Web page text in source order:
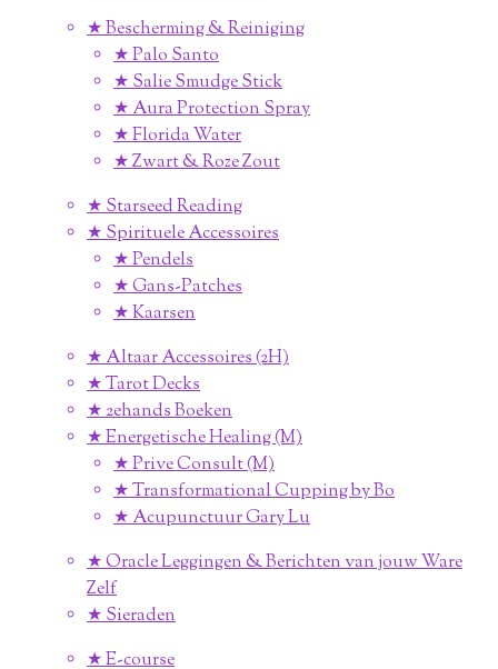
★ Bescherming & Reiniging
★ Palo Santo
★ Salie Smudge Stick
★ Aura Protection Spray
★ Florida Water
★ Zwart & Roze Zout
★ Starseed Reading
★ Spirituele Accessoires
★ Pendels
★ Gans-Patches
★ Kaarsen
★ Altaar Accessoires (2H)
★ Tarot Decks
★ 2ehands Boeken
★ Energetische Healing (M)
★ Prive Consult (M)
★ Transformational Cupping by Bo
★ Acupunctuur Gary Lu
★ Oracle Leggingen & Berichten van jouw Ware
Zelf
★ Sieraden
★ E-course